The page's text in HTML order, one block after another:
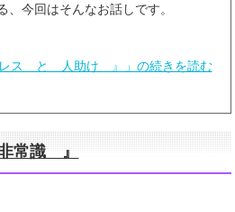
、今回はそんなお話しです。
ス と 人助け 』」の続きを読む
常識 』